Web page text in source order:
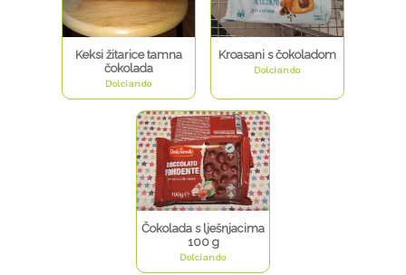
Keksi žitarice tamna
čokolada
Dolciando
Kroasani s čokoladom
Dolciando
Čokolada s lješnjacima
100 g
Dolciando